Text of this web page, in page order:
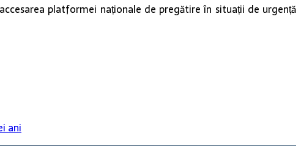
platformei naționale de pregătire în situații de urgență
ani